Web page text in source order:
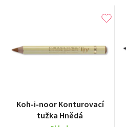
Koh-i-noor Konturovací
tužka Hnědá